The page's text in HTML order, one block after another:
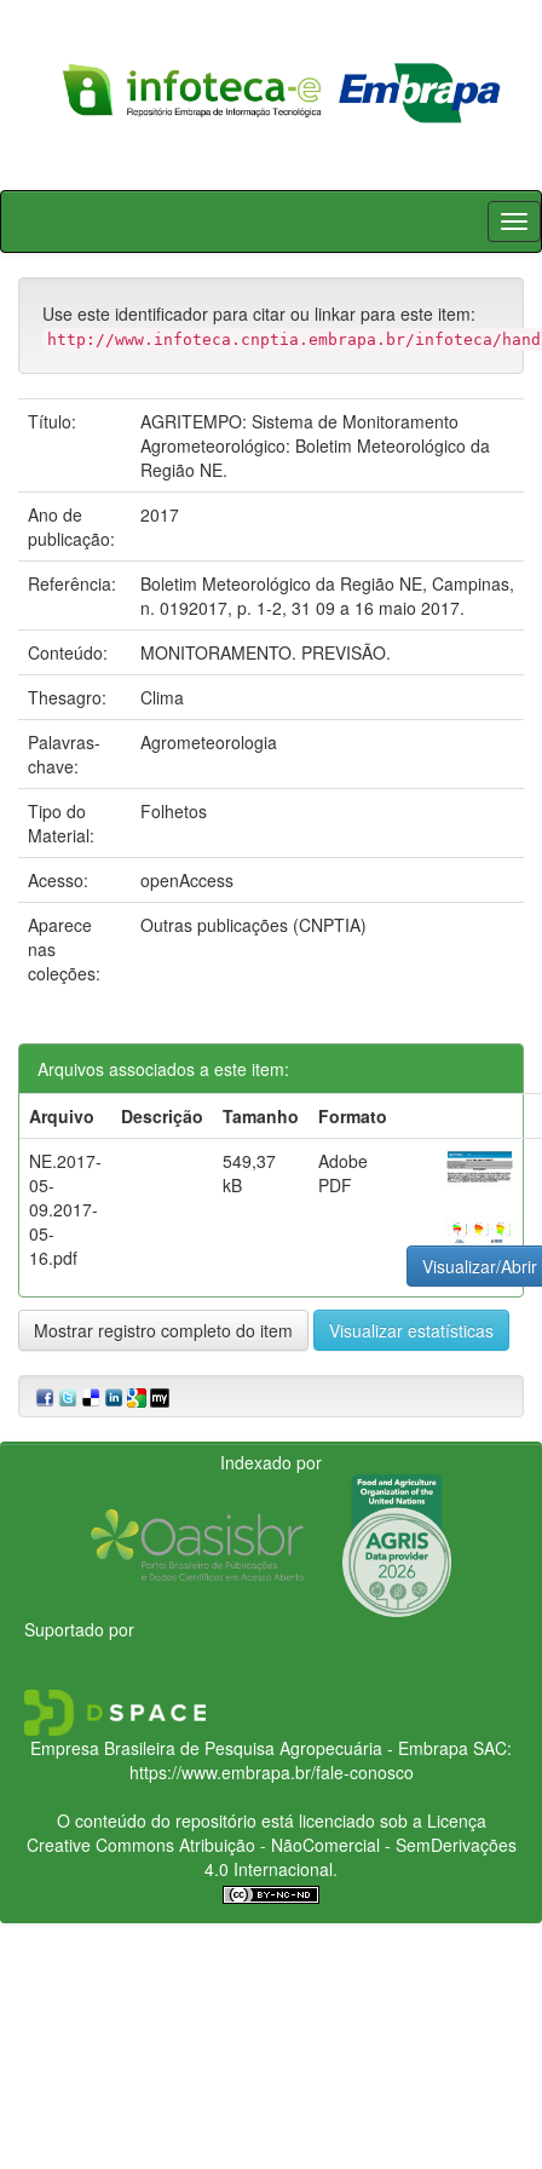
Skip
Use este identificador para citar ou linkar para este item:
http://www.infoteca.cnptia.embrapa.br/infoteca/
Título:
AGRITEMPO: Sistema de Monitoramento
Agrometeorológico: Boletim Meteorológico da
Região NE.
Ano de
publicação:
2017
Referência:
Boletim Meteorológico da Região NE, Campinas,
n. 0192017, p. 1-2, 31 09 a 16 maio 2017.
Conteúdo:
MONITORAMENTO. PREVISÃO.
Thesagro:
Clima
Palavras-
chave:
Agrometeorologia
Tipo do
Material:
Folhetos
Acesso:
openAccess
Aparece
nas
coleções:
Outras publicações (CNPTIA)
Arquivos associados a este item:
Arquivo
Descrição Tamanho
Formato
NE.2017-
05-
09.2017-
05-
16.pdf
549,37
kB
Adobe
PDF
Visualizar/Abrir
Mostrar registro completo do item Visualizar estatísticas
Indexado por
Suportado por
Empresa Brasileira de Pesquisa Agropecuária - Embrapa SAC:
https://www.embrapa.br/fale-conosco
O conteúdo do repositório está licenciado sob a Licença
Creative CommonsAtribuição - NãoComercial - SemDerivações
4.0 Internacional.